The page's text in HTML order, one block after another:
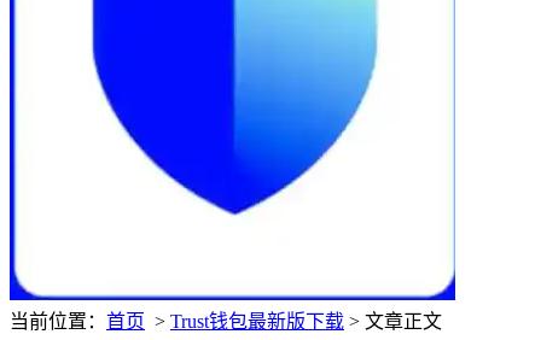
当前位置： 首页 > Trust钱包最新版下载 > 文章正文